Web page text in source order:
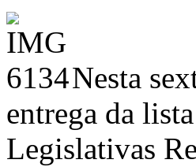
Nesta
entrega da
Legislativas